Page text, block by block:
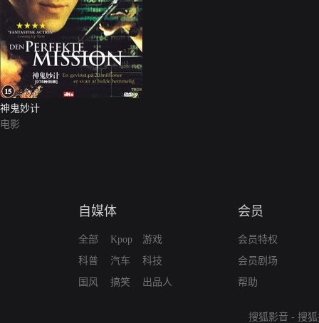
神鬼妙计
电影
自媒体
全部
科普
国风
Kpop
汽车
搞笑
游戏
科技
出品人
会员
会员特权
会员剧场
帮助
搜狐影音 - 搜